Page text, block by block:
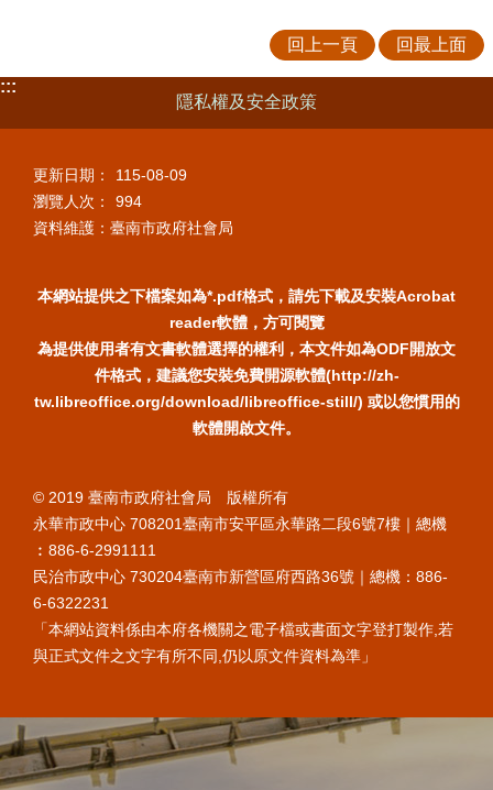
回上一頁 回最上面
:::
隱私權及安全政策
更新日期：
115-08-09
瀏覽人次：
994
資料維護：臺南市政府社會局
本網站提供之下檔案如為*.pdf格式，請先下載及安裝Acrobat
reader軟體，方可閱覽
為提供使用者有文書軟體選擇的權利，本文件如為ODF開放文
件格式，建議您安裝免費開源軟體(http://zh-
tw.libreoffice.org/download/libreoffice-still/) 或以您慣用的
軟體開啟文件。
© 2019 臺南市政府社會局 版權所有
永華市政中心 708201臺南市安平區永華路二段6號7樓｜總機
︰886-6-2991111
民治市政中心 730204臺南市新營區府西路36號｜總機：886-
6-6322231
「本網站資料係由本府各機關之電子檔或書面文字登打製作,若
與正式文件之文字有所不同,仍以原文件資料為準」